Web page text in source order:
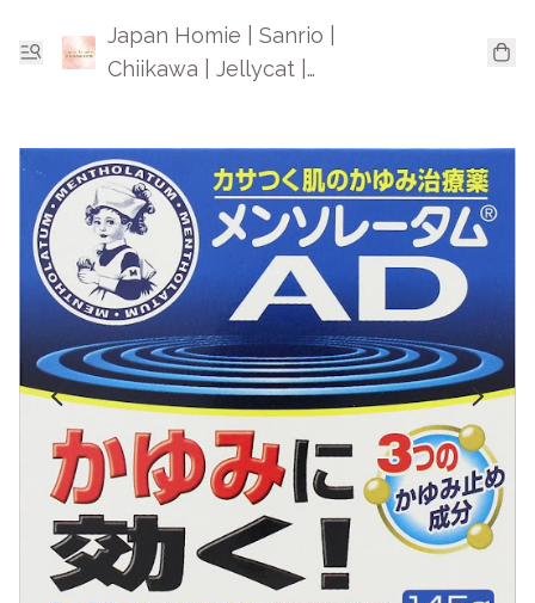
Japan Homie | Sanrio |
Chiikawa | Jellycat |